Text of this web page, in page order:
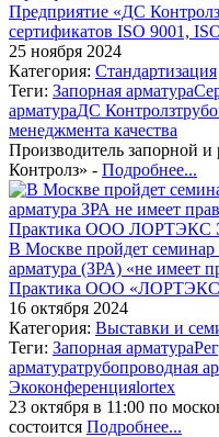
Предприятие «ДС
сертификатов ISO 9001,
25 ноября 2024
Категория: Стандартизация
Теги: Запорная арматура
арматураДС Контролз
менеджмента качества
Производитель запорной
Контролз» - Подробнее...
В Москве пройдет
арматура (ЗРА) «не имеет
Практика ООО
16 октября 2024
Категория: Выставки и
Теги: Запорная арматура
арматуратрубопроводная
Экоконференцияlortex
23 октября в 11:00 по
состоится Подробнее...